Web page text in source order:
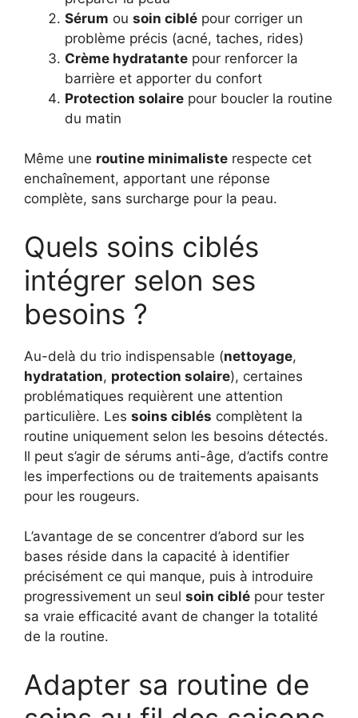
Sérum ou soin ciblé pour corriger un
problème précis (acné, taches, rides)
Crème hydratante pour renforcer la
barrière et apporter du confort
Protection solaire pour boucler la routine
du matin
Même une routine minimaliste respecte cet
enchaînement, apportant une réponse
complète, sans surcharge pour la peau.
Quels soins ciblés
intégrer selon ses
besoins ?
Au-delà du trio indispensable (nettoyage,
hydratation, protection solaire), certaines
problématiques requièrent une attention
particulière. Les soins ciblés complètent la
routine uniquement selon les besoins détectés.
Il peut s’agir de sérums anti-âge, d’actifs contre
les imperfections ou de traitements apaisants
pour les rougeurs.
L’avantage de se concentrer d’abord sur les
bases réside dans la capacité à identifier
précisément ce qui manque, puis à introduire
progressivement un seul soin ciblé pour tester
sa vraie efficacité avant de changer la totalité
de la routine.
Adapter sa routine de